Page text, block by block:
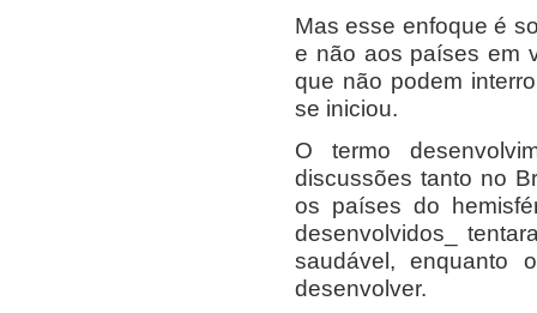
Mas esse enfoque é
e não aos países em
que não podem
se iniciou.
O termo
discussões tanto no
os países do
desenvolvidos_
saudável,
desenvolver.